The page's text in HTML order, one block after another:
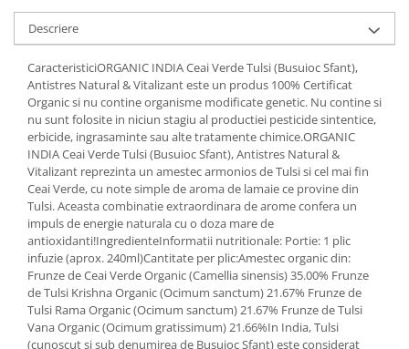
Deodorante
Mâini și Unghii
Creme mâini
Tratamente unghii
Cosmetice coreene
Beauty of Joseon
PETITFEE
Mary & May
COSRX
BIODANCE
OOTD
Cettua
Haruharu Wonder
Medicube
Palmier pitic
Probiotice
Proteine din zer (Whey Protein)
Quercetin
Resveratrol
Scortisoara
Seleniu
Seminte de in
Silimarina
Spirulina
Ulei de cocos
Ulei de peste
Descriere
CaracteristiciORGANIC INDIA Ceai Verde Tulsi (Busuioc Sfant),
Antistres Natural & Vitalizant este un produs 100% Certificat
Organic si nu contine organisme modificate genetic. Nu contine si
nu sunt folosite in niciun stagiu al productiei pesticide sintentice,
erbicide, ingrasaminte sau alte tratamente chimice.ORGANIC
INDIA Ceai Verde Tulsi (Busuioc Sfant), Antistres Natural &
Vitalizant reprezinta un amestec armonios de Tulsi si cel mai fin
Ceai Verde, cu note simple de aroma de lamaie ce provine din
Tulsi. Aceasta combinatie extraordinara de arome confera un
impuls de energie naturala cu o doza mare de
antioxidanti!IngredienteInformat­ii nutrit­ionale: Por­tie: 1 plic
infuzie (aprox. 240ml)Cantitate per plic:Amestec organic din:
Frunze de Ceai Verde Organic (Camellia sinensis) 35.00% Frunze
de Tulsi Krishna Organic (Ocimum sanctum) 21.67% Frunze de
Tulsi Rama Organic (Ocimum sanctum) 21.67% Frunze de Tulsi
Vana Organic (Ocimum gratissimum) 21.66%In India, Tulsi
(cunoscut si sub denumirea de Busuioc Sfant) este considerat